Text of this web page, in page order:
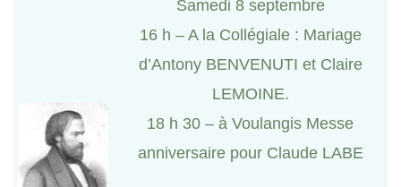
Samedi 8 septembre
16 h – A la Collégiale : Mariage
d’Antony BENVENUTI et Claire
LEMOINE.
18 h 30 – à Voulangis Messe
anniversaire pour Claude LABE